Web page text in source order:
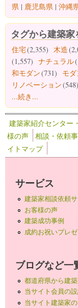
県 | 鹿児島県 | 沖縄
タグから建築
住宅(2,355) 木造
(1,557) ナチュラル
和モダン(731) モダ
リノベーション(548)
...続き...
建築家紹介センター
様の声
相談・依頼
イトマップ
サービス
建築家相談依頼
お客様の声
建築成功事例
成約お祝いプレ
ブログなど一
都道府県から建
当サイト会員の
当サイト建築家